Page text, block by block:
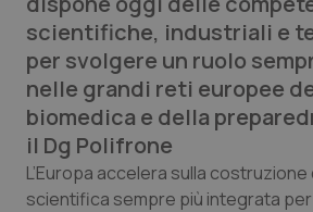
Professionisti Sanitari.AI
Abruzzo
Basilicata
Calabria
QS Pro Gold
Artrite & artrosi
Asma & BPCO
QS Club Newsletter
scientifiche, industriali e
per svolgere un ruolo
nelle grandi reti europee
biomedica e della
il Dg Polifrone
L’Europa accelera sulla costruzione
scientifica sempre più integrata